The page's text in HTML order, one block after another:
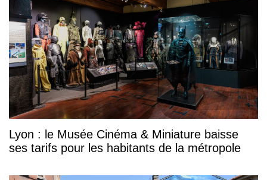
Lyon : le Musée Cinéma & Miniature baisse
ses tarifs pour les habitants de la métropole